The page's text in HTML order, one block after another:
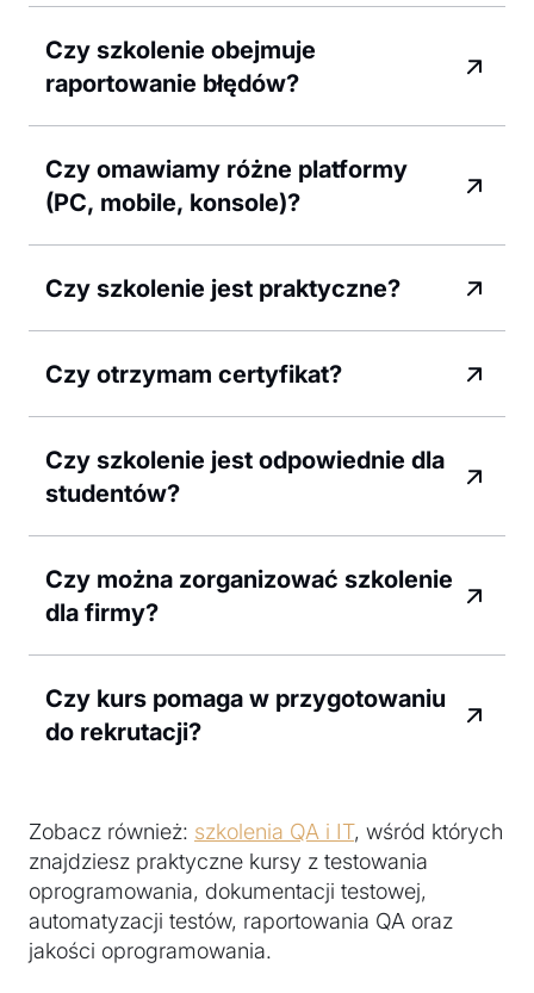
Czy szkolenie obejmuje
raportowanie błędów?
Czy omawiamy różne platformy
(PC, mobile, konsole)?
Czy szkolenie jest praktyczne?
Czy otrzymam certyfikat?
Czy szkolenie jest odpowiednie dla
studentów?
Czy można zorganizować szkolenie
dla firmy?
Czy kurs pomaga w przygotowaniu
do rekrutacji?
Zobacz również: szkolenia QA i IT, wśród których
znajdziesz praktyczne kursy z testowania
oprogramowania, dokumentacji testowej,
automatyzacji testów, raportowania QA oraz
jakości oprogramowania.